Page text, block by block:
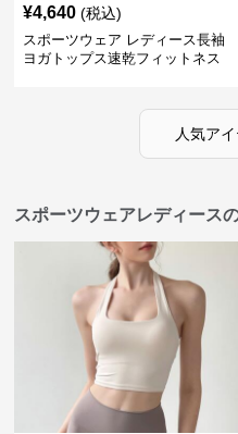
¥4,640 (税込)
スポーツウェア レディース長袖
ヨガトップス速乾フィットネス
人気ア
スポーツウェアレディース